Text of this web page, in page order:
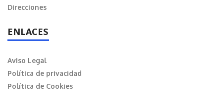
Direcciones
ENLACES
Aviso Legal
Política de privacidad
Política de Cookies